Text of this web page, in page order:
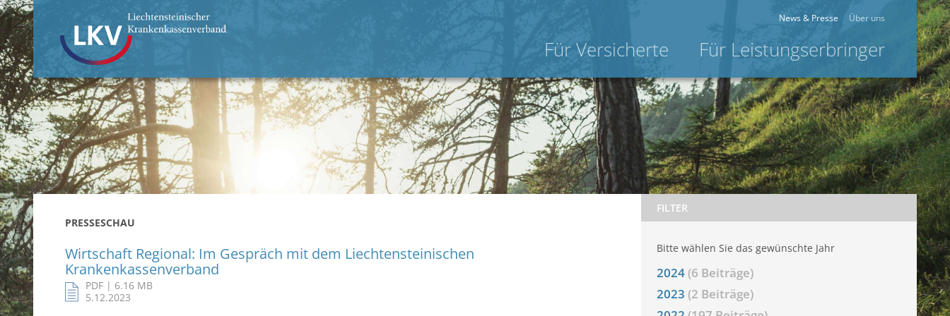
News & Presse Über uns
Für Versicherte Für Leistungserbringer
PRESSESCHAU
Wirtschaft Regional: Im Gespräch mit dem Liechtensteinischen
Krankenkassenverband
PDF | 6.16 MB
5.12.2023
FILTER
Bitte wählen Sie das gewünschte Jahr
2024 (6 Beiträge)
2023 (2 Beiträge)